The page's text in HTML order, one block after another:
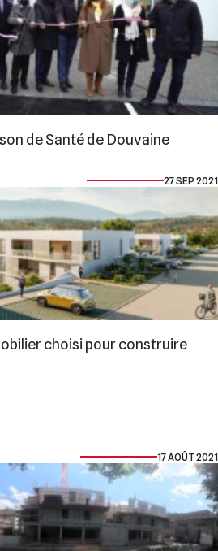
de Santé de Douvaine
27 SEP 2021
choisi pour construire
17 AOÛT 2021